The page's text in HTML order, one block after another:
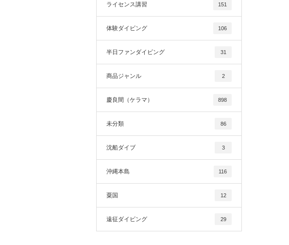
ライセンス講習 151
体験ダイビング 106
半日ファンダイビング 31
商品ジャンル 2
慶良間（ケラマ） 898
未分類 86
沈船ダイブ 3
沖縄本島 116
粟国 12
遠征ダイビング 29